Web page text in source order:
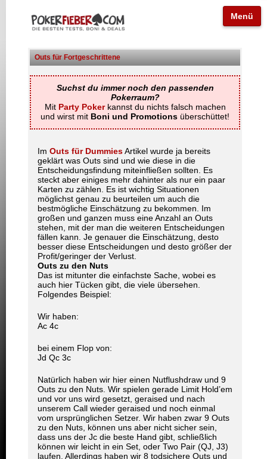
Menü
Outs für Fortgeschrittene
Suchst du immer noch den passenden
Pokerraum?
Mit Party Pokerkannst du nichts falsch machen
und wirst mit Boni und Promotions überschüttet!
Im Outs für DummiesArtikel wurde ja bereits
geklärt was Outs sind und wie diese in die
Entscheidungsfindung miteinfließen sollten. Es
steckt aber einiges mehr dahinter als nur ein paar
Karten zu zählen. Es ist wichtig Situationen
möglichst genau zu beurteilen um auch die
bestmögliche Einschätzung zu bekommen. Im
großen und ganzen muss eine Anzahl an Outs
stehen, mit der man die weiteren Entscheidungen
fällen kann. Je genauer die Einschätzung, desto
besser diese Entscheidungen und desto größer der
Profit/geringer der Verlust.
Outs zu den Nuts
Das ist mitunter die einfachste Sache, wobei es
auch hier Tücken gibt, die viele übersehen.
Folgendes Beispiel:
Wir haben:
Ac 4c
bei einem Flop von:
Jd Qc 3c
Natürlich haben wir hier einen Nutflushdraw und 9
Outs zu den Nuts. Wir spielen gerade Limit Hold’em
und vor uns wird gesetzt, geraised und nach
unserem Call wieder geraised und noch einmal
vom ursprünglichen Setzer. Wir haben zwar 9 Outs
zu den Nuts, können uns aber nicht sicher sein,
dass uns der Jc die beste Hand gibt, schließlich
können wir leicht in ein Set, oder Two Pair (QJ, J3)
laufen. Allerdings haben wir 8 todsichere Outs und